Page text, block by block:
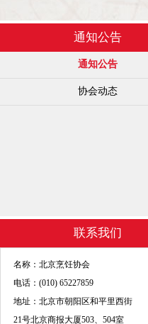
通知公告
通知公告
协会动态
联系我们
名称：北京烹饪协会
电话：(010) 65227859
地址：北京市朝阳区和平里西街
21号北京商报大厦503、504室